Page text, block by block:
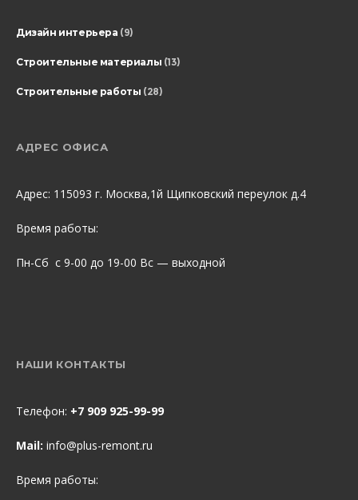
Дизайн интерьера (9)
Строительные материалы (13)
Строительные работы (28)
АДРЕС ОФИСА
Адрес: 115093 г. Москва,1й Щипковский переулок д.4
Время работы:
Пн-Сб с 9-00 до 19-00 Вс — выходной
НАШИ КОНТАКТЫ
Телефон: +7 909 925-99-99
Mail: info@plus-remont.ru
Время работы: